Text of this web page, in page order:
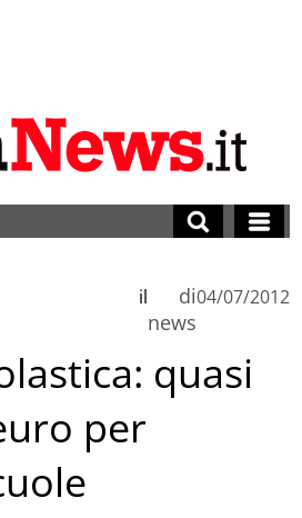
di
news
il 04/07/2012
quasi
per